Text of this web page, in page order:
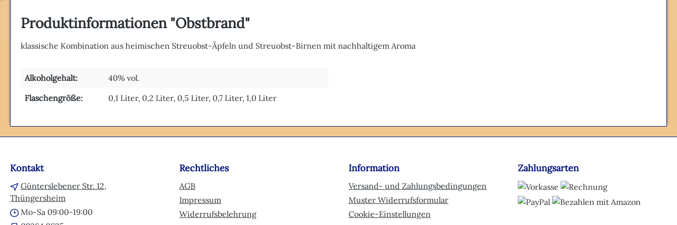
Produktinformationen "Obstbrand"
klassische Kombination aus heimischen Streuobst-Äpfeln und Streuobst-Birnen mit nachhaltigem Aroma
Alkoholgehalt:
40% vol.
Flaschengröße:
0,1 Liter, 0,2 Liter, 0,5 Liter, 0,7 Liter, 1,0 Liter
Kontakt
Günterslebener Str. 12,
Thüngersheim
Mo-Sa 09:00-19:00
Rechtliches
AGB
Impressum
Widerrufsbelehrung
Information
Versand- und Zahlungsbedingungen
Muster Widerrufsformular
Cookie-Einstellungen
Zahlungsarten